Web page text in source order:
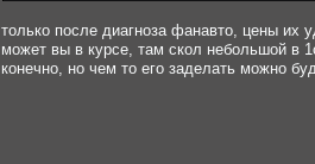
только после диагноза фанавто, цены их
может вы в курсе, там скол небольшой в
конечно, но чем то его заделать можно